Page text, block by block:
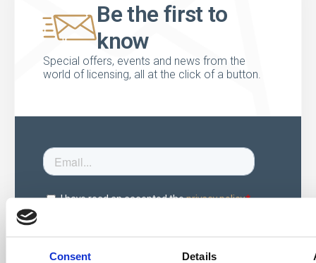
Consent Details
Be the first to
know
Special offers, events and news from the
world of licensing, all at the click of a button.